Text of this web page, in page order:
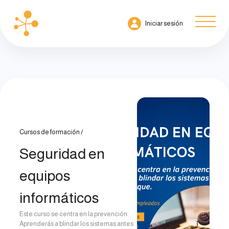
Iniciar sesión
Cursos de formación
Seguridad en
equipos
informáticos
Este curso se centra en la prevención.
Aprenderás a blindar los sistemas antes